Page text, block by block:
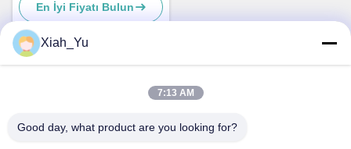
Dayanıklı
En İyi Fiyatı Bulun
Adres
Xiah_Yu
7:13 AM
Good day, what product are you looking for?